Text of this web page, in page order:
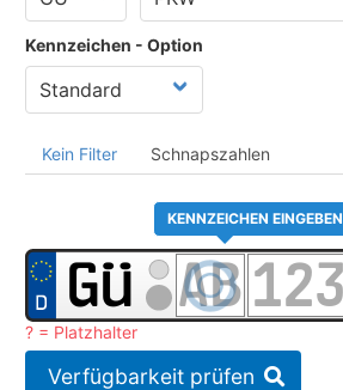
Kennzeichen - Option
Kein Filter Schnapszahlen
KENNZEICHEN EINGEBEN
? = Platzhalter
Verfügbarkeit prüfen